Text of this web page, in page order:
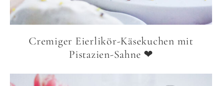
Cremiger Eierlikör-Käsekuchen mit
Pistazien-Sahne ❤